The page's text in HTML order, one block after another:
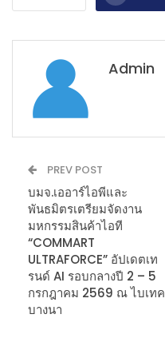
Admin
PREV POST
บมจ.เออาร์ไอพีและ
พันธมิตรเตรียมจัดงาน
มหกรรมสินค้าไอที
“COMMART
ULTRAFORCE” อัปเดตเท
รนด์ AI รอบกลางปี 2 – 5
กรกฎาคม 2569 ณ ไบเทค
บางนา